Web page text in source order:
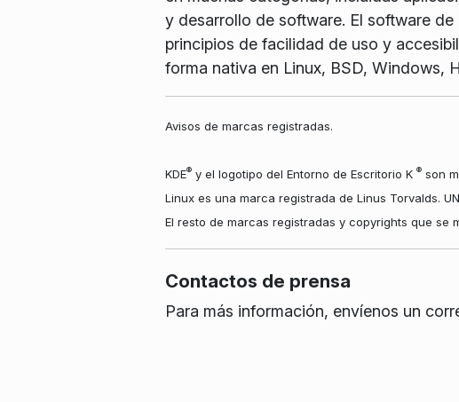
y desarrollo de software. El software
principios de facilidad de uso y
forma nativa en Linux, BSD, Windows,
Avisos de marcas registradas.
KDE®y el logotipo del Entorno de Escritorio K ®son
Linux es una marca registrada de Linus Torvalds.
El resto de marcas registradas y copyrights que
Contactos de prensa
Para más información, envíenos un